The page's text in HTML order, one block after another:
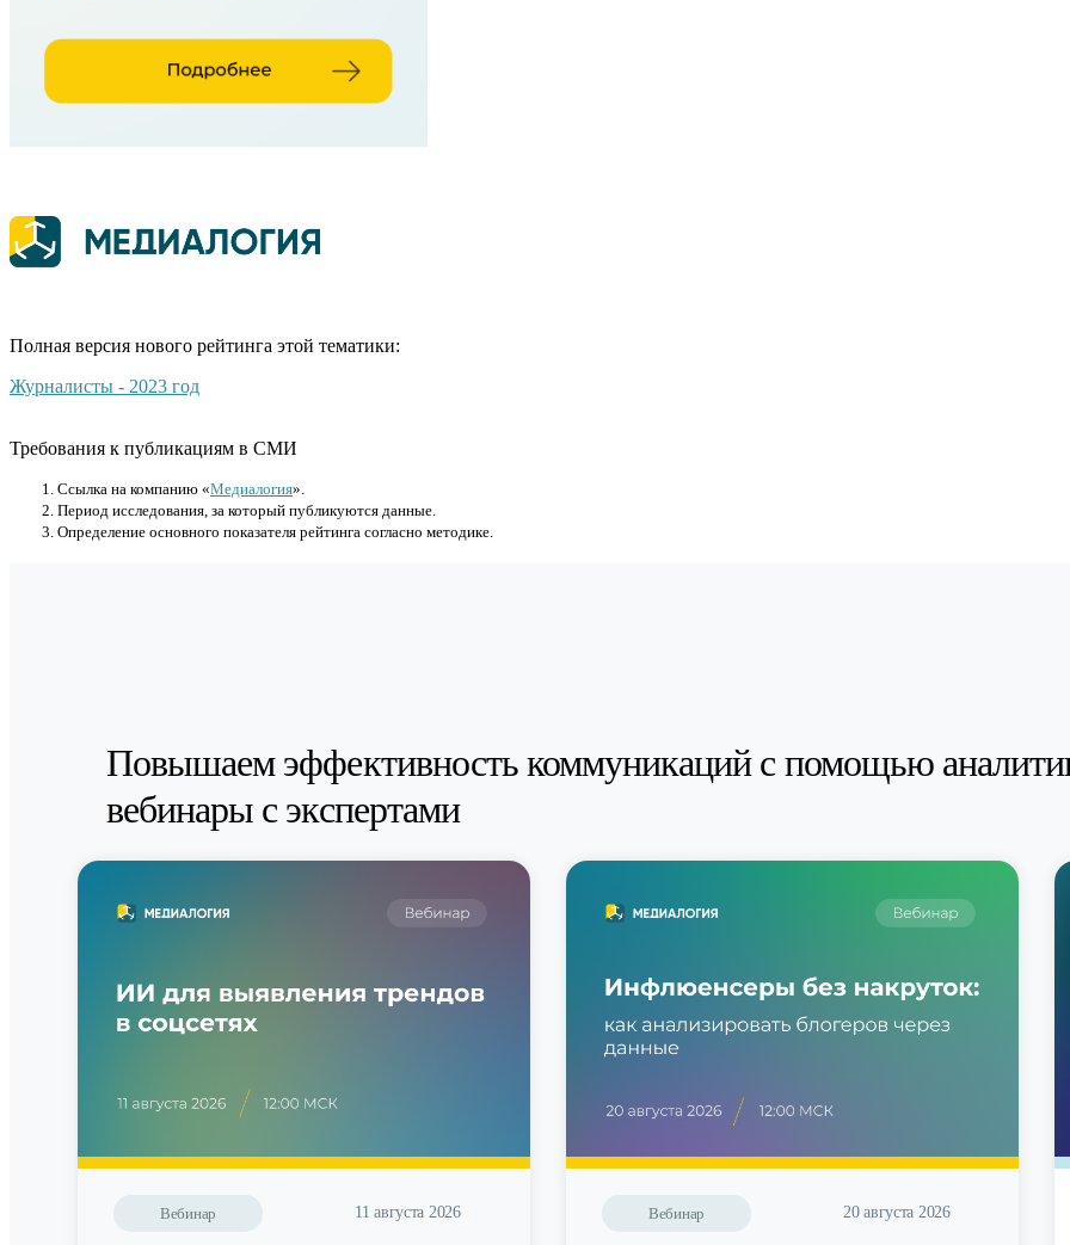
Полная версия нового рейтинга этой тематики:
Журналисты - 2023 год
Требования к публикациям в СМИ
Cсылка на компанию «Медиалогия».
Период исследования, за который публикуются данные.
Определение основного показателя рейтинга согласно методике.
Повышаем эффективность коммуникаций с помощью
вебинары с экспертами
Вебинар 11 августа 2026 Вебинар 20 августа 2026